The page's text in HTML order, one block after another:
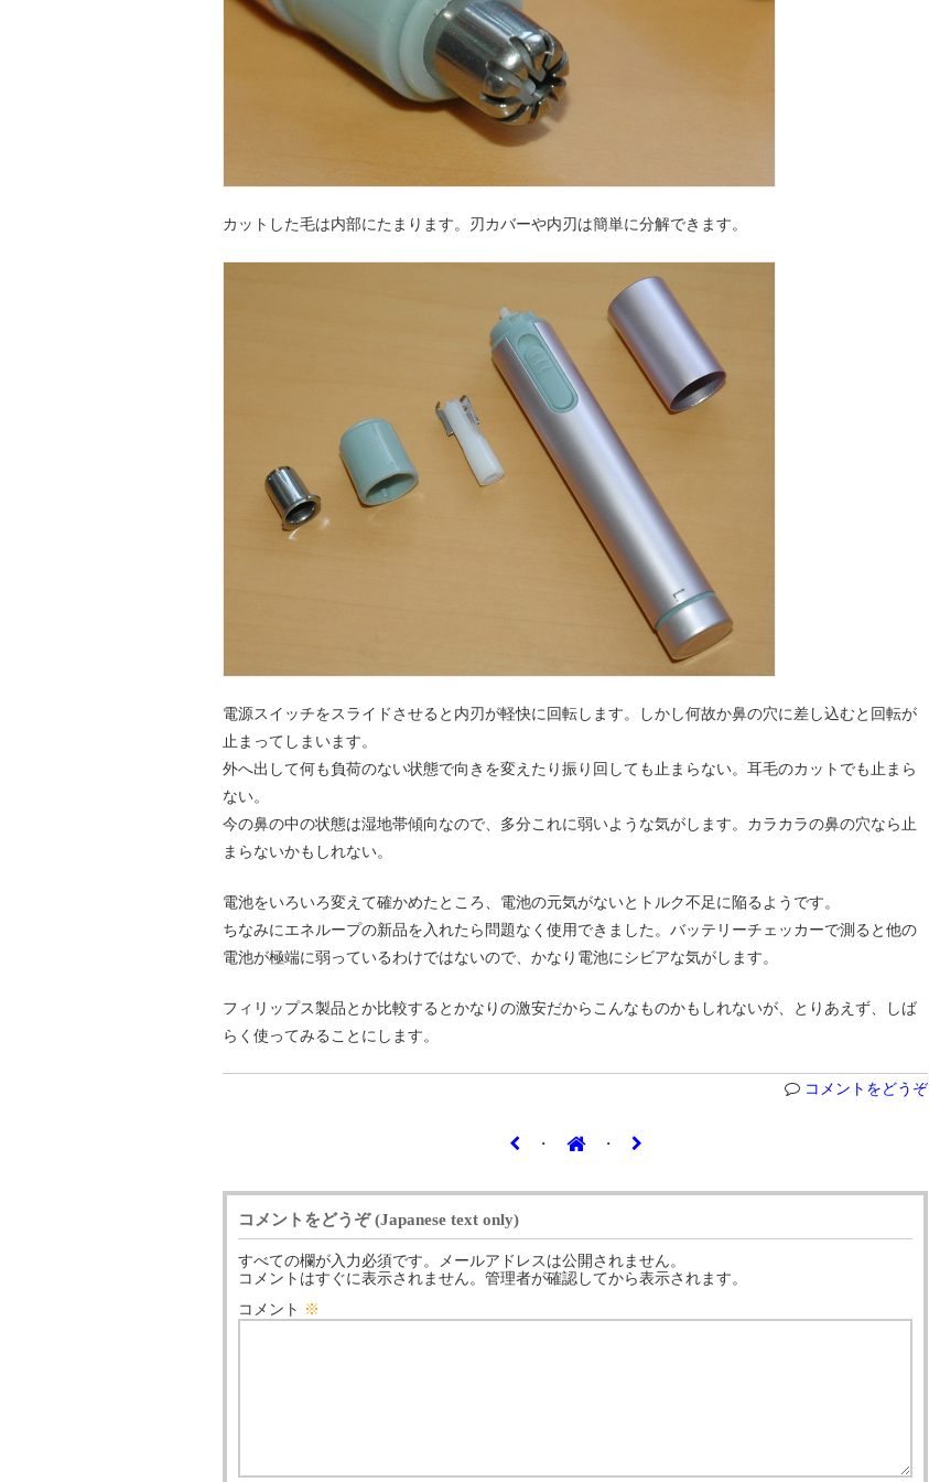
カットした毛は内部にたまります。刃カバーや内刃は簡単に分解できます。
電源スイッチをスライドさせると内刃が軽快に回転します。しかし何故か鼻の穴に差し込むと回転が
止まってしまいます。
外へ出して何も負荷のない状態で向きを変えたり振り回しても止まらない。耳毛のカットでも止まら
ない。
今の鼻の中の状態は湿地帯傾向なので、多分これに弱いような気がします。カラカラの鼻の穴なら止
まらないかもしれない。
電池をいろいろ変えて確かめたところ、電池の元気がないとトルク不足に陥るようです。
ちなみにエネループの新品を入れたら問題なく使用できました。バッテリーチェッカーで測ると他の
電池が極端に弱っているわけではないので、かなり電池にシビアな気がします。
フィリップス製品とか比較するとかなりの激安だからこんなものかもしれないが、とりあえず、しば
らく使ってみることにします。
コメントをどうぞ
・ ・
コメントをどうぞ (Japanese text only)
すべての欄が入力必須です。メールアドレスは公開されません。
コメントはすぐに表示されません。管理者が確認してから表示されます。
コメント ※